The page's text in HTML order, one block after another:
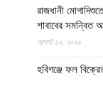
রাজধানী
শাবাবের সমন্বিত
আগস্ট ১০, ২০২৬
হবিগঞ্জে ফল